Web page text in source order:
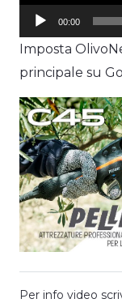
00:00
Imposta
principale su
Per info video